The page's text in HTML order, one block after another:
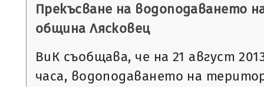
Прекъсване на водоподаването
община Лясковец
ВиК съобщава, че на 21 август
часа, водоподаването на